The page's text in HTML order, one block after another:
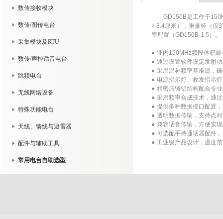
数传接收模块
数传/图传电台
采集模块及RTU
数传/声控话音电台
跳频电台
无线网络设备
特殊功能电台
天线、馈线与避雷器
配件与辅助工具
常用电台自助选型
GD150B是工作于
× 3.4厘米），重量轻（仅
率配置（GD150B-1.5）。
● 业内150MHz频段体积
● 通过设置软件设定发射
● 采用温补频率基准源，
● 电源指示灯、收发指示
● 精密压铸铝结构配合专
● 采用频率合成技术，通
● 提供多种数据接口配置
● 透明数据传输，支持点
● 兼容话音传输，方便实
● 可选配手持通话器配件
● 工业级产品设计，温度